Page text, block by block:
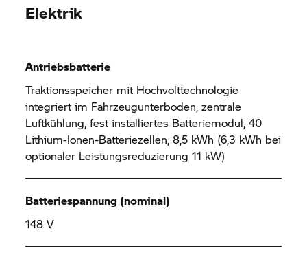
Elektrik
Antriebsbatterie
Traktionsspeicher mit Hochvolttechnologie
integriert im Fahrzeugunterboden, zentrale
Luftkühlung, fest installiertes Batteriemodul, 40
Lithium-Ionen-Batteriezellen, 8,5 kWh (6,3 kWh bei
optionaler Leistungsreduzierung 11 kW)
Batteriespannung (nominal)
148 V